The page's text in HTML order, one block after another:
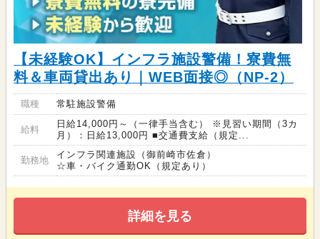
【未経験OK】インフラ施設警備！寮費無
料＆車両貸出あり｜WEB面接◎（NP-2）
職種 常駐施設警備
給料
日給14,000円～（一律手当含む） ※見習い期間（3カ
月）：日給13,000円 ■交通費支給（規定...
勤務地
インフラ関連施設（御前崎市佐倉）
☆車・バイク通勤OK（規定あり）
詳細を見る